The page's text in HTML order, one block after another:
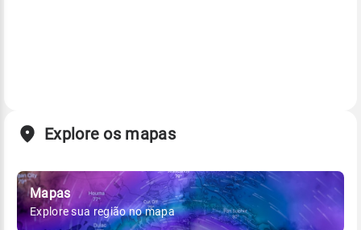
Explore os mapas
Mapas
Explore sua região no mapa